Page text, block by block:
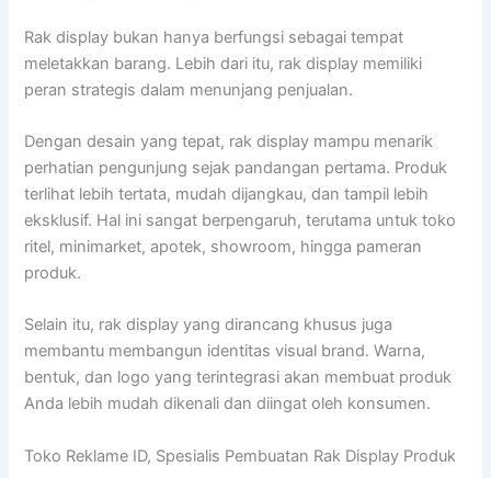
Rak display bukan hanya berfungsi sebagai tempat
meletakkan barang. Lebih dari itu, rak display memiliki
peran strategis dalam menunjang penjualan.
Dengan desain yang tepat, rak display mampu menarik
perhatian pengunjung sejak pandangan pertama. Produk
terlihat lebih tertata, mudah dijangkau, dan tampil lebih
eksklusif. Hal ini sangat berpengaruh, terutama untuk toko
ritel, minimarket, apotek, showroom, hingga pameran
produk.
Selain itu, rak display yang dirancang khusus juga
membantu membangun identitas visual brand. Warna,
bentuk, dan logo yang terintegrasi akan membuat produk
Anda lebih mudah dikenali dan diingat oleh konsumen.
Toko Reklame ID, Spesialis Pembuatan Rak Display Produk